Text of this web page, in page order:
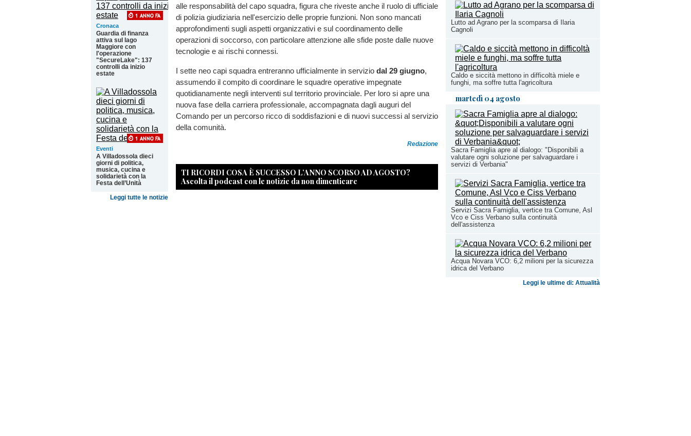
Lutto ad Agrano per la scomparsa di Ilaria
Cagnoli
Caldo e siccità mettono in difficoltà miele e
funghi, ma soffre tutta l'agricoltura
martedì 04 agosto
Sacra Famiglia apre al dialogo: "Disponibili a
valutare ogni soluzione per salvaguardare i
servizi di Verbania"
Servizi Sacra Famiglia, vertice tra Comune, Asl
Vco e Ciss Verbano sulla continuità
dell'assistenza
Acqua Novara VCO: 6,2 milioni per la sicurezza
idrica del Verbano
Leggi le ultime di: Attualità
Cronaca
Guardia di finanza
attiva sul lago
Maggiore con
l'operazione
"SecureLake": 137
controlli da inizio
estate
Eventi
A Villadossola dieci
giorni di politica,
musica, cucina e
solidarietà con la
Festa dell’Unità
Leggi tutte le notizie
alle responsabilità del capo squadra, figura che riveste anche il ruolo di ufficiale
di polizia giudiziaria nell'esercizio delle proprie funzioni. Non sono mancati
approfondimenti sugli aspetti organizzativi e sul coordinamento delle
operazioni di soccorso, con particolare attenzione alle sfide poste dalle nuove
tecnologie e ai rischi connessi.
I sette neo capi squadra entreranno ufficialmente in servizio dal 29 giugno,
assumendo il compito di coordinare le squadre operative impegnate
quotidianamente negli interventi sul territorio provinciale. Per loro si apre una
nuova fase della carriera professionale, accompagnata dagli auguri del
Comando per un percorso ricco di soddisfazioni e di nuovi successi al servizio
della comunità.
Redazione
TI RICORDI COSA È SUCCESSO L’ANNO SCORSO AD AGOSTO?
Ascolta il podcast con le notizie da non dimenticare